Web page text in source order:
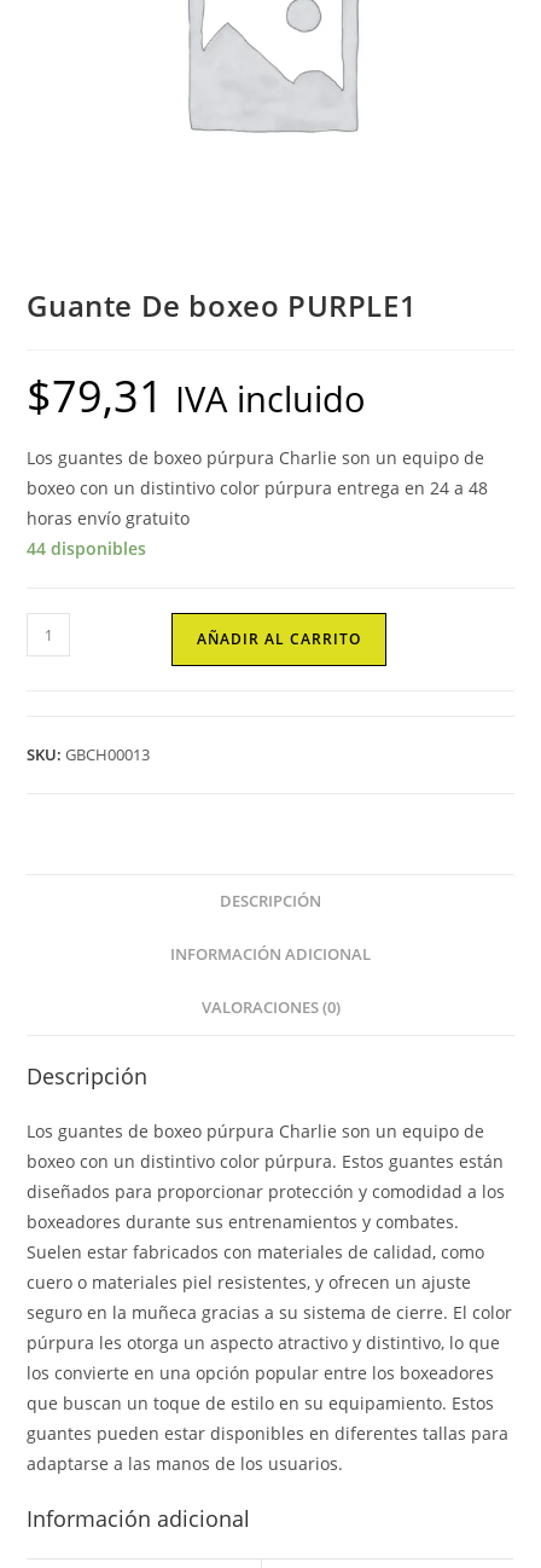
Guante De boxeo PURPLE1
$79,31 IVA incluido
Los guantes de boxeo púrpura Charlie son un equipo de
boxeo con un distintivo color púrpura entrega en 24 a 48
horas envío gratuito
44 disponibles
Guante
De
cantidad
AÑADIR AL CARRITO
SKU:GBCH00013
DESCRIPCIÓN
INFORMACIÓN ADICIONAL
VALORACIONES (0)
Descripción
Los guantes de boxeo púrpura Charlie son un equipo de
boxeo con un distintivo color púrpura. Estos guantes están
diseñados para proporcionar protección y comodidad a los
boxeadores durante sus entrenamientos y combates.
Suelen estar fabricados con materiales de calidad, como
cuero o materiales piel resistentes, y ofrecen un ajuste
seguro en la muñeca gracias a su sistema de cierre. El color
púrpura les otorga un aspecto atractivo y distintivo, lo que
los convierte en una opción popular entre los boxeadores
que buscan un toque de estilo en su equipamiento. Estos
guantes pueden estar disponibles en diferentes tallas para
adaptarse a las manos de los usuarios.
Información adicional